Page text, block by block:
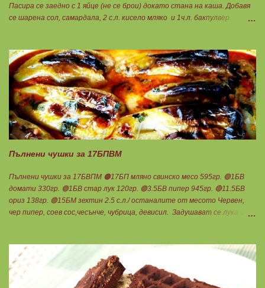
Пасира се заедно с 1 яйце (не се брои) докато стана на каша. Добавя
се шарена сол, самардала, 2 с.л. кисело мляко и 1ч.л. бакпулвер.
влажни ръце се оформят 10 еднакви топчета. Пече се в добре
загрята фурна на 200 градуса за 35-40 мин. Всяка питка е 1 блок
въглехидрат. Нека да ни е вкусно заедно! Споделено от Петя Чанева
Пълнени чушки за 17БПВМ
Пълнени чушки за 17БВПМ 🟠17БП мляно свинско месо 595гр. 🟢1БВ
домати 330гр. 🟢1БВ стар лук 120гр. 🟢3.5БВ пипер 945гр. 🔴11.5БВ
ориз 138гр. 🟢15БМ зехтин 2.5 с.л./ останалите от месото Червен,
чер пипер, соев сос,чесънче, чубрица, девисил. Задушават се лука и
чаша вода. Готви се на слаб огън докато изври водата. Овкусява се с
останалите подправки и се пълня пиперките. Подреждат се в тава,
добавят се доматите, вода до средата на чушките и се пече до
готовност. В купичка се разбиват по 3 с.л кисело и прясно мляко,